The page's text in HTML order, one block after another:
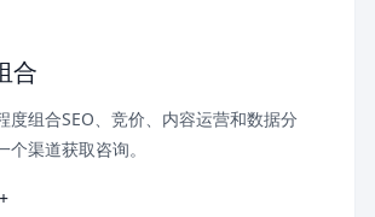
合
度组合SEO、竞价、内容运营和数据分
渠道获取咨询。